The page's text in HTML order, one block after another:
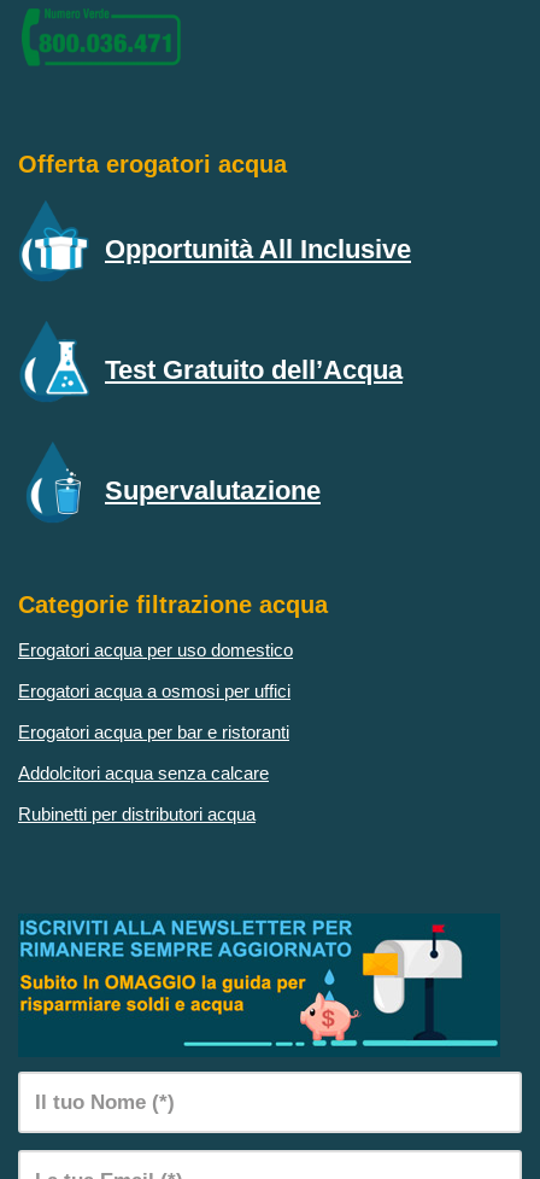
Offerta erogatori acqua
Opportunità All Inclusive
Test Gratuito dell’Acqua
Supervalutazione
Categorie filtrazione acqua
Erogatori acqua per uso domestico
Erogatori acqua a osmosi per uffici
Erogatori acqua per bar e ristoranti
Addolcitori acqua senza calcare
Rubinetti per distributori acqua